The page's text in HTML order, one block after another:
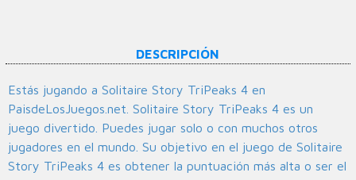
DESCRIPCIÓN
Estás jugando a Solitaire Story TriPeaks 4 en
PaisdeLosJuegos.net. Solitaire Story TriPeaks 4 es un
juego divertido. Puedes jugar solo o con muchos otros
jugadores en el mundo. Su objetivo en el juego de Solitaire
Story TriPeaks 4 es obtener la puntuación más alta o ser el